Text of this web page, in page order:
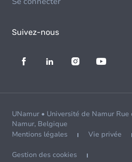
Suivez-nous
UNamur • Université de Namur
Namur, Belgique
Mentions légales
Vie privée
Gestion des cookies